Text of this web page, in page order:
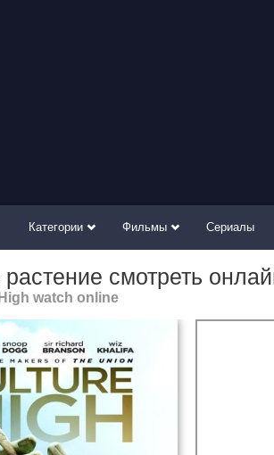
Категории Фильмы Сериалы
смотреть
watch online